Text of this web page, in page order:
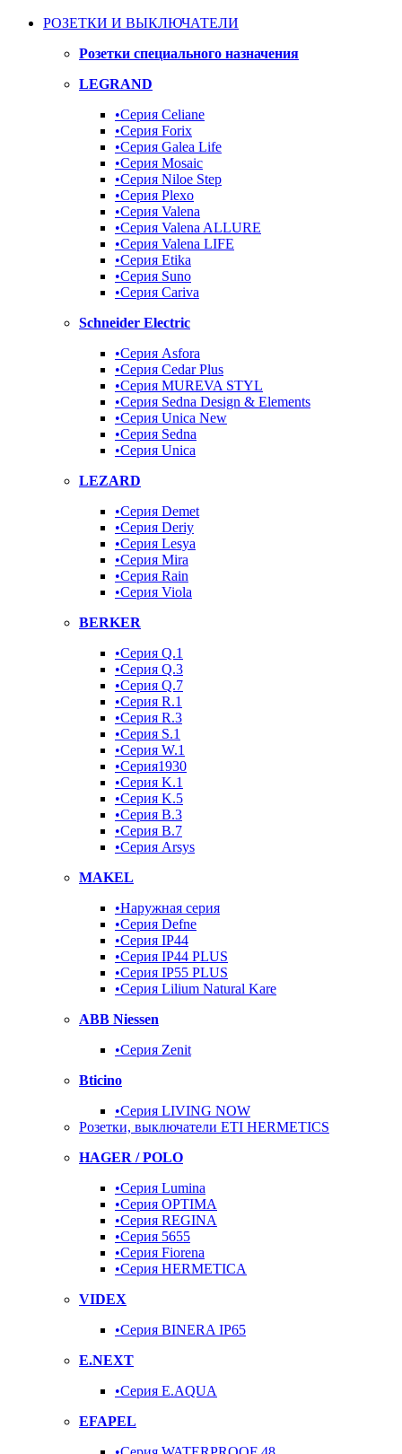
РОЗЕТКИ И ВЫКЛЮЧАТЕЛИ
Розетки специального назначения
LEGRAND
•Серия Celiane
•Серия Forix
•Серия Galea Life
•Серия Mosaic
•Серия Niloe Step
•Серия Plexo
•Серия Valena
•Серия Valena ALLURE
•Серия Valena LIFE
•Серия Etika
•Серия Suno
•Серия Cariva
Schneider Electric
•Серия Asfora
•Серия Cedar Plus
•Серия MUREVA STYL
•Серия Sedna Design & Elements
•Серия Unica New
•Серия Sedna
•Серия Unica
LEZARD
•Серия Demet
•Серия Deriy
•Серия Lesya
•Серия Mira
•Серия Rain
•Серия Viola
BERKER
•Серия Q.1
•Серия Q.3
•Серия Q.7
•Серия R.1
•Серия R.3
•Серия S.1
•Серия W.1
•Серия1930
•Серия K.1
•Серия K.5
•Серия B.3
•Серия B.7
•Серия Arsys
MAKEL
•Наружная серия
•Серия Defne
•Серия IP44
•Серия IP44 PLUS
•Серия IP55 PLUS
•Серия Lilium Natural Kare
ABB Niessen
•Серия Zenit
Bticino
•Серия LIVING NOW
Розетки, выключатели ETI HERMETICS
HAGER / POLO
•Серия Lumina
•Серия OPTIMA
•Серия REGINA
•Серия 5655
•Серия Fiorena
•Серия HERMETICA
VIDEX
•Серия BINERA IP65
E.NEXT
•Серия E.AQUA
EFAPEL